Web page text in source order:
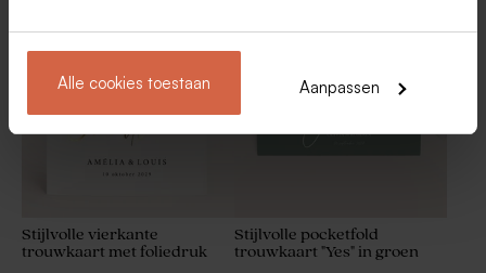
Alle cookies toestaan Aanpassen
Stijlvolle vierkante
trouwkaart met foliedruk
Stijlvolle pocketfold
trouwkaart "Yes" in groen